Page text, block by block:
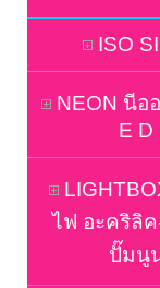
ISO
NEON นีอ
E D
ไฟ อะคริลิ
ปั๊มนู